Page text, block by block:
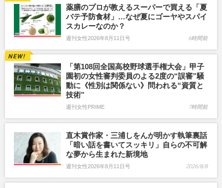
薬膳のプロが教えるスーパーで買える「夏
バテ予防食材」…なぜ夏にゴーヤやスパイ
スカレーなのか？
週刊女性2026年8月11日号 6時間前
「第108回全国高校野球選手権大会」甲子
園初の女性審判委員のよる2度の“誤審”騒
動に《性別は関係ない》問われる“資質と
技術”
週刊女性PRIME 7時間前
直木賞作家・三浦しをんが明かす執筆裏話
「暗い話を書いてスッキリ」自らの不可解
な夢から生まれた新境地
週刊女性2026年8月11日号 2026/8/8